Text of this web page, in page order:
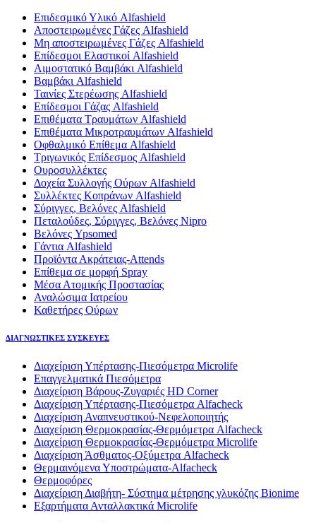
Επιδεσμικό Υλικό Alfashield
Αποστειρωμένες Γάζες Alfashield
Μη αποστειρωμένες Γάζες Alfashield
Επίδεσμοι Ελαστικοί Alfashield
Αιμοστατικό Βαμβάκι Alfashield
Βαμβάκι Alfashield
Ταινίες Στερέωσης Alfashield
Επίδεσμοι Γάζας Alfashield
Επιθέματα Τραυμάτων Alfashield
Επιθέματα Μικροτραυμάτων Alfashield
Οφθαλμικό Eπίθεμα Alfashield
Τριγωνικός Επίδεσμος Alfashield
Ουροσυλλέκτες
Δοχεία Συλλογής Ούρων Alfashield
Συλλέκτες Κοπράνων Alfashield
Σύριγγες, Βελόνες Alfashield
Πεταλούδες, Σύριγγες, Βελόνες Nipro
Βελόνες Ypsomed
Γάντια Alfashield
Προϊόντα Ακράτειας-Attends
Επίθεμα σε μορφή Spray
Μέσα Ατομικής Προστασίας
Αναλώσιμα Ιατρείου
Καθετήρες Ούρων
ΔΙΑΓΝΩΣΤΙΚΕΣ ΣΥΣΚΕΥΕΣ
Διαχείριση Υπέρτασης-Πιεσόμετρα Microlife
Επαγγελματικά Πιεσόμετρα
Διαχείριση Βάρους-Ζυγαριές HD Corner
Διαχείριση Υπέρτασης-Πιεσόμετρα Alfacheck
Διαχείριση Αναπνευστικού-Νεφελοποιητής
Διαχείριση Θερμοκρασίας-Θερμόμετρα Alfacheck
Διαχείριση Θερμοκρασίας-Θερμόμετρα Microlife
Διαχείριση Άσθματος-Οξύμετρα Alfacheck
Θερμαινόμενα Υποστρώματα-Alfacheck
Θερμοφόρες
Διαχείριση Διαβήτη- Σύστημα μέτρησης γλυκόζης Bionime
Εξαρτήματα Ανταλλακτικά Microlife